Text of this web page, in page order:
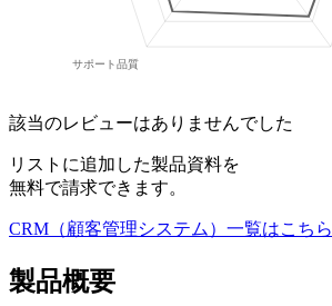
該当のレビューはありませんでした
リストに追加した製品資料を
無料で請求できます。
CRM（顧客管理システム） 一覧はこちら
製品概要